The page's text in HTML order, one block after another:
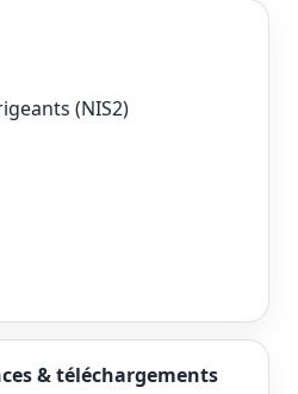
(NIS2)
& téléchargements